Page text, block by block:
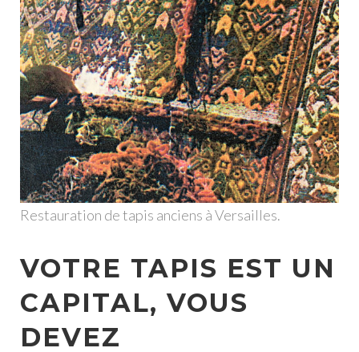
Restauration de tapis anciens à Versailles.
VOTRE TAPIS EST UN
CAPITAL, VOUS
DEVEZ